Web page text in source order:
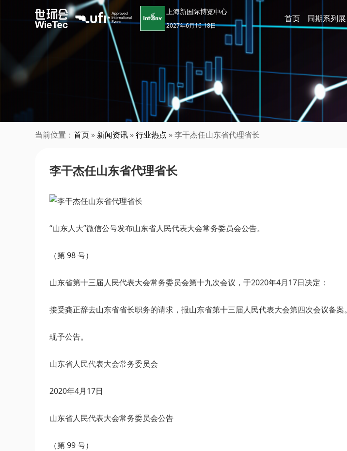
上海新国际博览中心
2027年6月16-18日
首页 同期系列展
当前位置： 首页 » 新闻资讯 »行业热点 » 李干杰任山东省代理省长
李干杰任山东省代理省长
“山东人大”微信公号发布山东省人民代表大会常务委员会公告。
（第 98 号）
山东省第十三届人民代表大会常务委员会第十九次会议，于2020年4月17日决定：
接受龚正辞去山东省省长职务的请求，报山东省第十三届人民代表大会第四次会议备案。
现予公告。
山东省人民代表大会常务委员会
2020年4月17日
山东省人民代表大会常务委员会公告
（第 99 号）